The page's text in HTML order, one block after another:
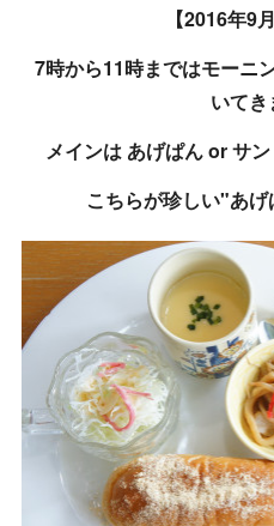
【2016年9
7時から11時まではモーニ
いてき
メインは あげぱん or サ
こちらが珍しい"あ